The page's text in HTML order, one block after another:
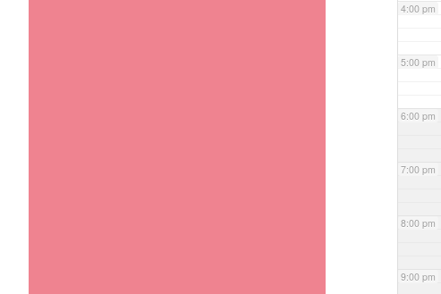
4:00 pm
5:00 pm
6:00 pm
7:00 pm
8:00 pm
9:00 pm